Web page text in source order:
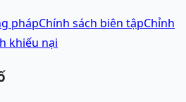
phápChính sách biên tậpChỉnh
khiếu nại